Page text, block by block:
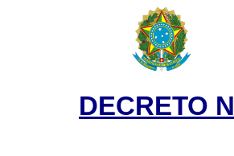
DECRETO N